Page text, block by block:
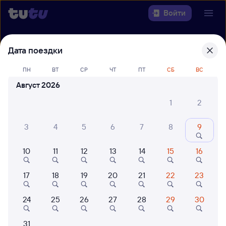
Войти
Выберите день, чтобы найти
Откуда
Когда
Кто едет
Найти поезда
Дата поездки
ПН ВТ СР ЧТ ПТ СБ ВС
Август 2026
1
2
3 4 5 6 7 8 9
10 11 12 13 14 15 16
17 18 19 20 21 22 23
24 25 26 27 28 29 30
31